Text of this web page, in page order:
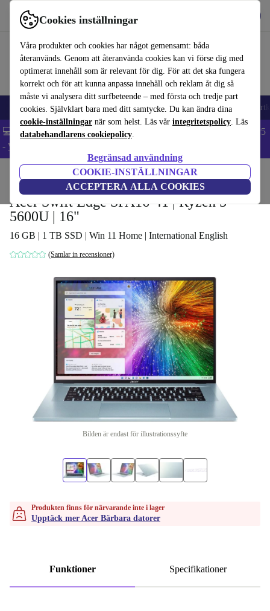
Cookies inställningar
Våra produkter och cookies har något gemensamt: båda
återanvänds. Genom att återanvända cookies kan vi förse dig med
optimerat innehåll som är relevant för dig. För att det ska fungera
korrekt och för att kunna anpassa innehåll och reklam åt dig så
måste vi analysera ditt surfbeteende – med första och tredje part
cookies. Självklart bara med ditt samtycke. Du kan ändra dina
cookie-inställningar när som helst. Läs vår integritetspolicy. Läs
databehandlarens cookiepolicy.
Begränsad användning
COOKIE-INSTÄLLNINGAR
ACCEPTERA ALLA COOKIES
Använd refurbed snabbt och enkelt
🎒 Back to school Mobiltelefoner Bärbara datorer Surfplattor
💻 Extra 5% rabatt på alla MacBooks och laptops - Code: LAPTOP5
- Villkor
Laptops Acer Bärbara datorer
Acer Swift Edge SFA16-41 | Ryzen 5
5600U | 16"
16 GB | 1 TB SSD | Win 11 Home | International English
(Samlar in recensioner)
Bilden är endast för illustrationssyfte
Produkten finns för närvarande inte i lager
Upptäck mer Acer Bärbara datorer
Funktioner Specifikationer